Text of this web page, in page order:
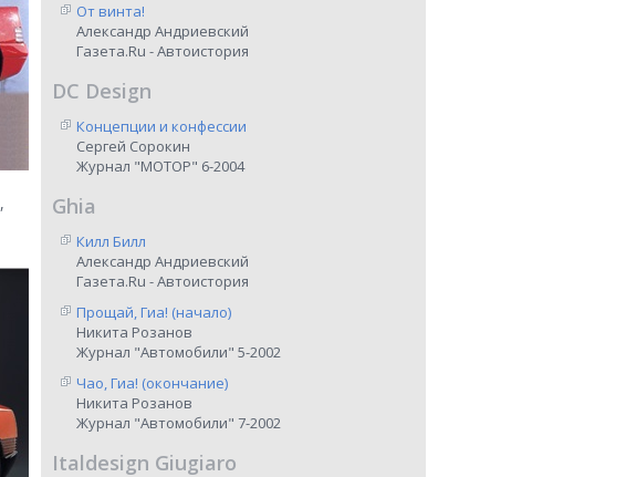
,
От винта!
Александр Андриевский
Газета.Ru - Автоистория
DC Design
Концепции и конфессии
Сергей Сорокин
Журнал "МОТОР" 6-2004
Ghia
Килл Билл
Александр Андриевский
Газета.Ru - Автоистория
Прощай, Гиа! (начало)
Никита Розанов
Журнал "Автомобили" 5-2002
Чао, Гиа! (окончание)
Никита Розанов
Журнал "Автомобили" 7-2002
Italdesign Giugiaro